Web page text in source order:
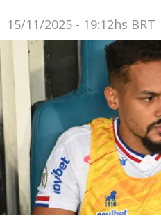
15/11/2025 - 19:12hs BRT